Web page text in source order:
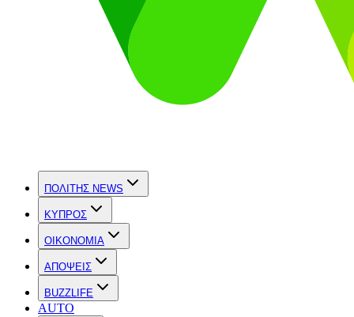
ΠΟΛΙΤΗΣ NEWS
ΚΥΠΡΟΣ
OIKONOMIA
ΑΠΟΨΕΙΣ
BUZZLIFE
AUTO